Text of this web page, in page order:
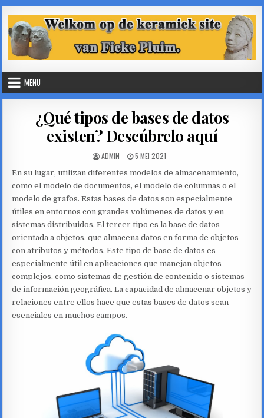
content
MENU
¿Qué tipos de bases de datos
existen? Descúbrelo aquí
AUTHOR:
ADMIN
PUBLISHED
5 MEI 2021
En su lugar, utilizan diferentes modelos de almacenamiento,
como el modelo de documentos, el modelo de columnas o el
modelo de grafos. Estas bases de datos son especialmente
útiles en entornos con grandes volúmenes de datos y en
sistemas distribuidos. El tercer tipo es la base de datos
orientada a objetos, que almacena datos en forma de objetos
con atributos y métodos. Este tipo de base de datos es
especialmente útil en aplicaciones que manejan objetos
complejos, como sistemas de gestión de contenido o sistemas
de información geográfica. La capacidad de almacenar objetos y
relaciones entre ellos hace que estas bases de datos sean
esenciales en muchos campos.